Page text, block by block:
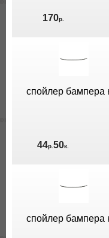
170р.
спойлер бампера
44р.50к.
спойлер бампера